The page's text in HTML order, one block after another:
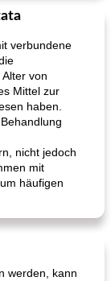
verbundene
von
Mittel zur
haben.
nicht jedoch
mit
häufigen
werden, kann